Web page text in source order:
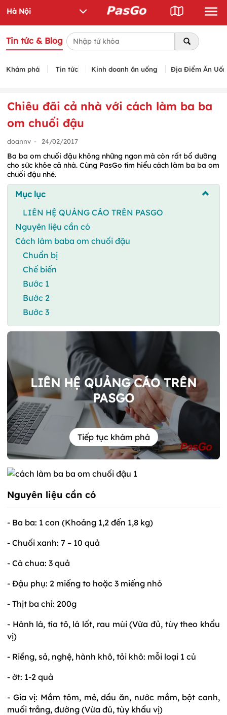
Tin tức & Blog
Khám phá Tin tức Kinh doanh ăn uống Địa Điểm Ăn
Chiêu đãi cả nhà với cách làm ba ba
om chuối đậu
doannv - 24/02/2017
Ba ba om chuối đậu không những ngon mà còn rất bổ dưỡng
cho sức khỏe cả nhà. Cùng PasGo tìm hiểu cách làm ba ba om
chuối đậu nhé.
Mục lục
LIÊN HỆ QUẢNG CÁO TRÊN PASGO
Nguyên liệu cần có
Cách làm baba om chuối đậu
Chuẩn bị
Chế biến
Bước 1
Bước 2
Bước 3
LIÊN HỆ QUẢNG CÁO TRÊN
PASGO
Tiếp tục khám phá
Nguyên liệu cần có
- Ba ba: 1 con (Khoảng 1,2 đến 1,8 kg)
- Chuối xanh: 7 – 10 quả
- Cà chua: 3 quả
- Đậu phụ: 2 miếng to hoặc 3 miếng nhỏ
- Thịt ba chỉ: 200g
- Hành lá, tía tô, lá lốt, rau mùi (Vừa đủ, tùy theo khẩu
vị)
- Riềng, sả, nghệ, hành khô, tỏi khô: mỗi loại 1 củ
- ớt: 1-2 quả
- Gia vị: Mắm tôm, mẻ, dầu ăn, nước mắm, bột canh,
muối trắng, đường (Vừa đủ, tùy khẩu vị)